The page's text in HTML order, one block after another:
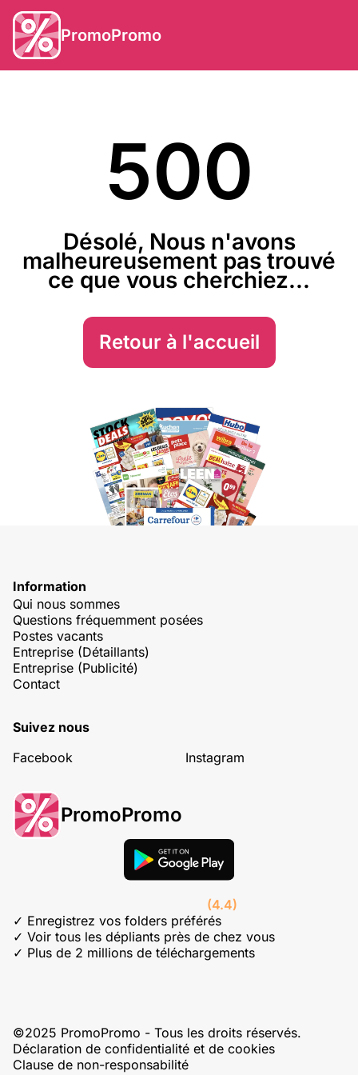
PromoPromo
500
Désolé, Nous n'avons
malheureusement pas trouvé
ce que vous cherchiez...
Retour à l'accueil
Information
Qui nous sommes
Questions fréquemment posées
Postes vacants
Entreprise (Détaillants)
Entreprise (Publicité)
Contact
Suivez nous
Facebook
Instagram
PromoPromo
(4.4)
✓ Enregistrez vos folders préférés
✓ Voir tous les dépliants près de chez vous
✓ Plus de 2 millions de téléchargements
©2025 PromoPromo - Tous les droits réservés.
Déclaration de confidentialité et de cookies
Clause de non-responsabilité